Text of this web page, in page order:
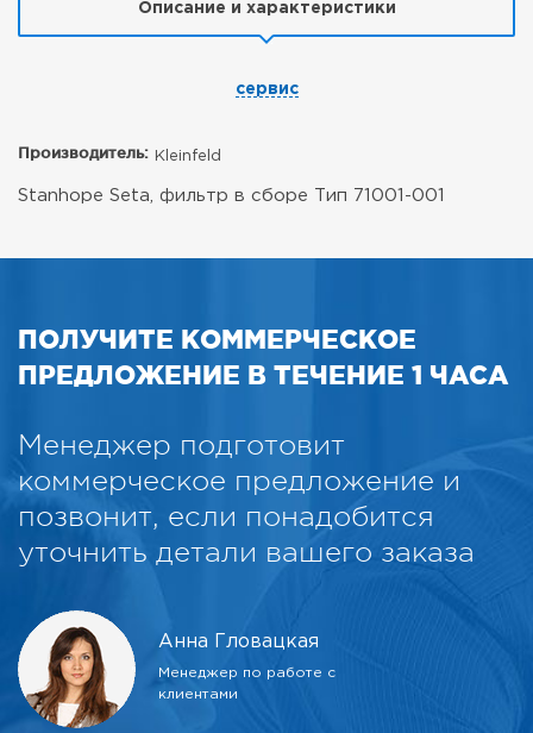
Описание и характеристики
сервис
Производитель: Kleinfeld
Stanhope Seta, фильтр в сборе Тип 71001-001
ПОЛУЧИТЕ КОММЕРЧЕСКОЕ
ПРЕДЛОЖЕНИЕ В ТЕЧЕНИЕ 1 ЧАСА
Менеджер подготовит
коммерческое предложение и
позвонит, если понадобится
уточнить детали вашего заказа
Анна Гловацкая
Менеджер по работе с
клиентами